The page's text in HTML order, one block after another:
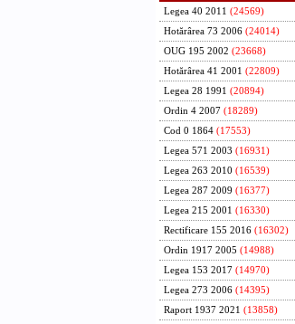
Legea 40 2011 (24569)
Hotărârea 73 2006 (24014)
OUG 195 2002 (23668)
Hotărârea 41 2001 (22809)
Legea 28 1991 (20894)
Ordin 4 2007 (18289)
Cod 0 1864 (17553)
Legea 571 2003 (16931)
Legea 263 2010 (16539)
Legea 287 2009 (16377)
Legea 215 2001 (16330)
Rectificare 155 2016 (16302)
Ordin 1917 2005 (14988)
Legea 153 2017 (14970)
Legea 273 2006 (14395)
Raport 1937 2021 (13858)